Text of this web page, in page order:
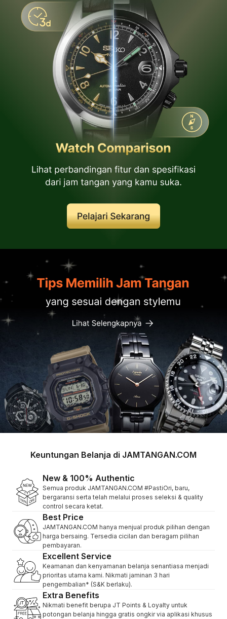
Keuntungan Belanja di JAMTANGAN.COM
New & 100% Authentic
Semua produk JAMTANGAN.COM #PastiOri, baru,
bergaransi serta telah melalui proses seleksi & quality
control secara ketat.
Best Price
JAMTANGAN.COM hanya menjual produk pilihan dengan
harga bersaing. Tersedia cicilan dan beragam pilihan
pembayaran.
Excellent Service
Keamanan dan kenyamanan belanja senantiasa menjadi
prioritas utama kami. Nikmati jaminan 3 hari
pengembalian* (S&K berlaku).
Extra Benefits
Nikmati benefit berupa JT Points & Loyalty untuk
potongan belanja hingga gratis ongkir via aplikasi khusus